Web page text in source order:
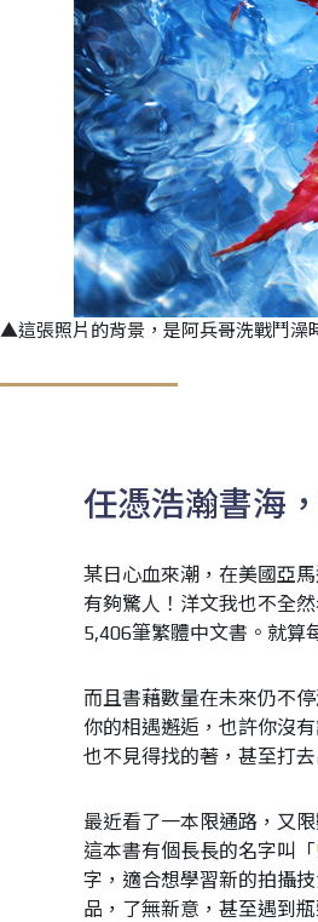
▲這張照片的背景，是阿兵哥洗戰鬥澡
任憑浩瀚書海
某日心血來潮，在美國亞
有夠驚人！洋文我也不全
5,406筆繁體中文書。就算
而且書藉數量在未來仍不
你的相遇邂逅，也許你沒
也不見得找的著，甚至打
最近看了一本限通路，又
這本書有個長長的名字叫「
字，適合想學習新的拍攝
品，了無新意，甚至遇到